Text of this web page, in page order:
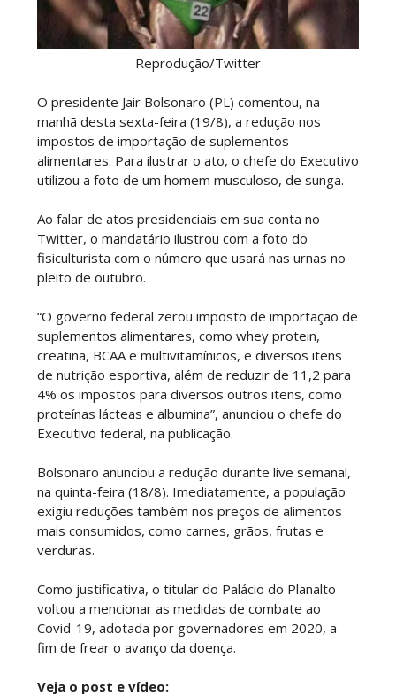
Reprodução/Twitter
O presidente Jair Bolsonaro (PL) comentou, na
manhã desta sexta-feira (19/8), a redução nos
impostos de importação de suplementos
alimentares. Para ilustrar o ato, o chefe do Executivo
utilizou a foto de um homem musculoso, de sunga.
Ao falar de atos presidenciais em sua conta no
Twitter, o mandatário ilustrou com a foto do
fisiculturista com o número que usará nas urnas no
pleito de outubro.
“O governo federal zerou imposto de importação de
suplementos alimentares, como whey protein,
creatina, BCAA e multivitamínicos, e diversos itens
de nutrição esportiva, além de reduzir de 11,2 para
4% os impostos para diversos outros itens, como
proteínas lácteas e albumina”, anunciou o chefe do
Executivo federal, na publicação.
Bolsonaro anunciou a redução durante live semanal,
na quinta-feira (18/8). Imediatamente, a população
exigiu reduções também nos preços de alimentos
mais consumidos, como carnes, grãos, frutas e
verduras.
Como justificativa, o titular do Palácio do Planalto
voltou a mencionar as medidas de combate ao
Covid-19, adotada por governadores em 2020, a
fim de frear o avanço da doença.
Veja o post e vídeo: